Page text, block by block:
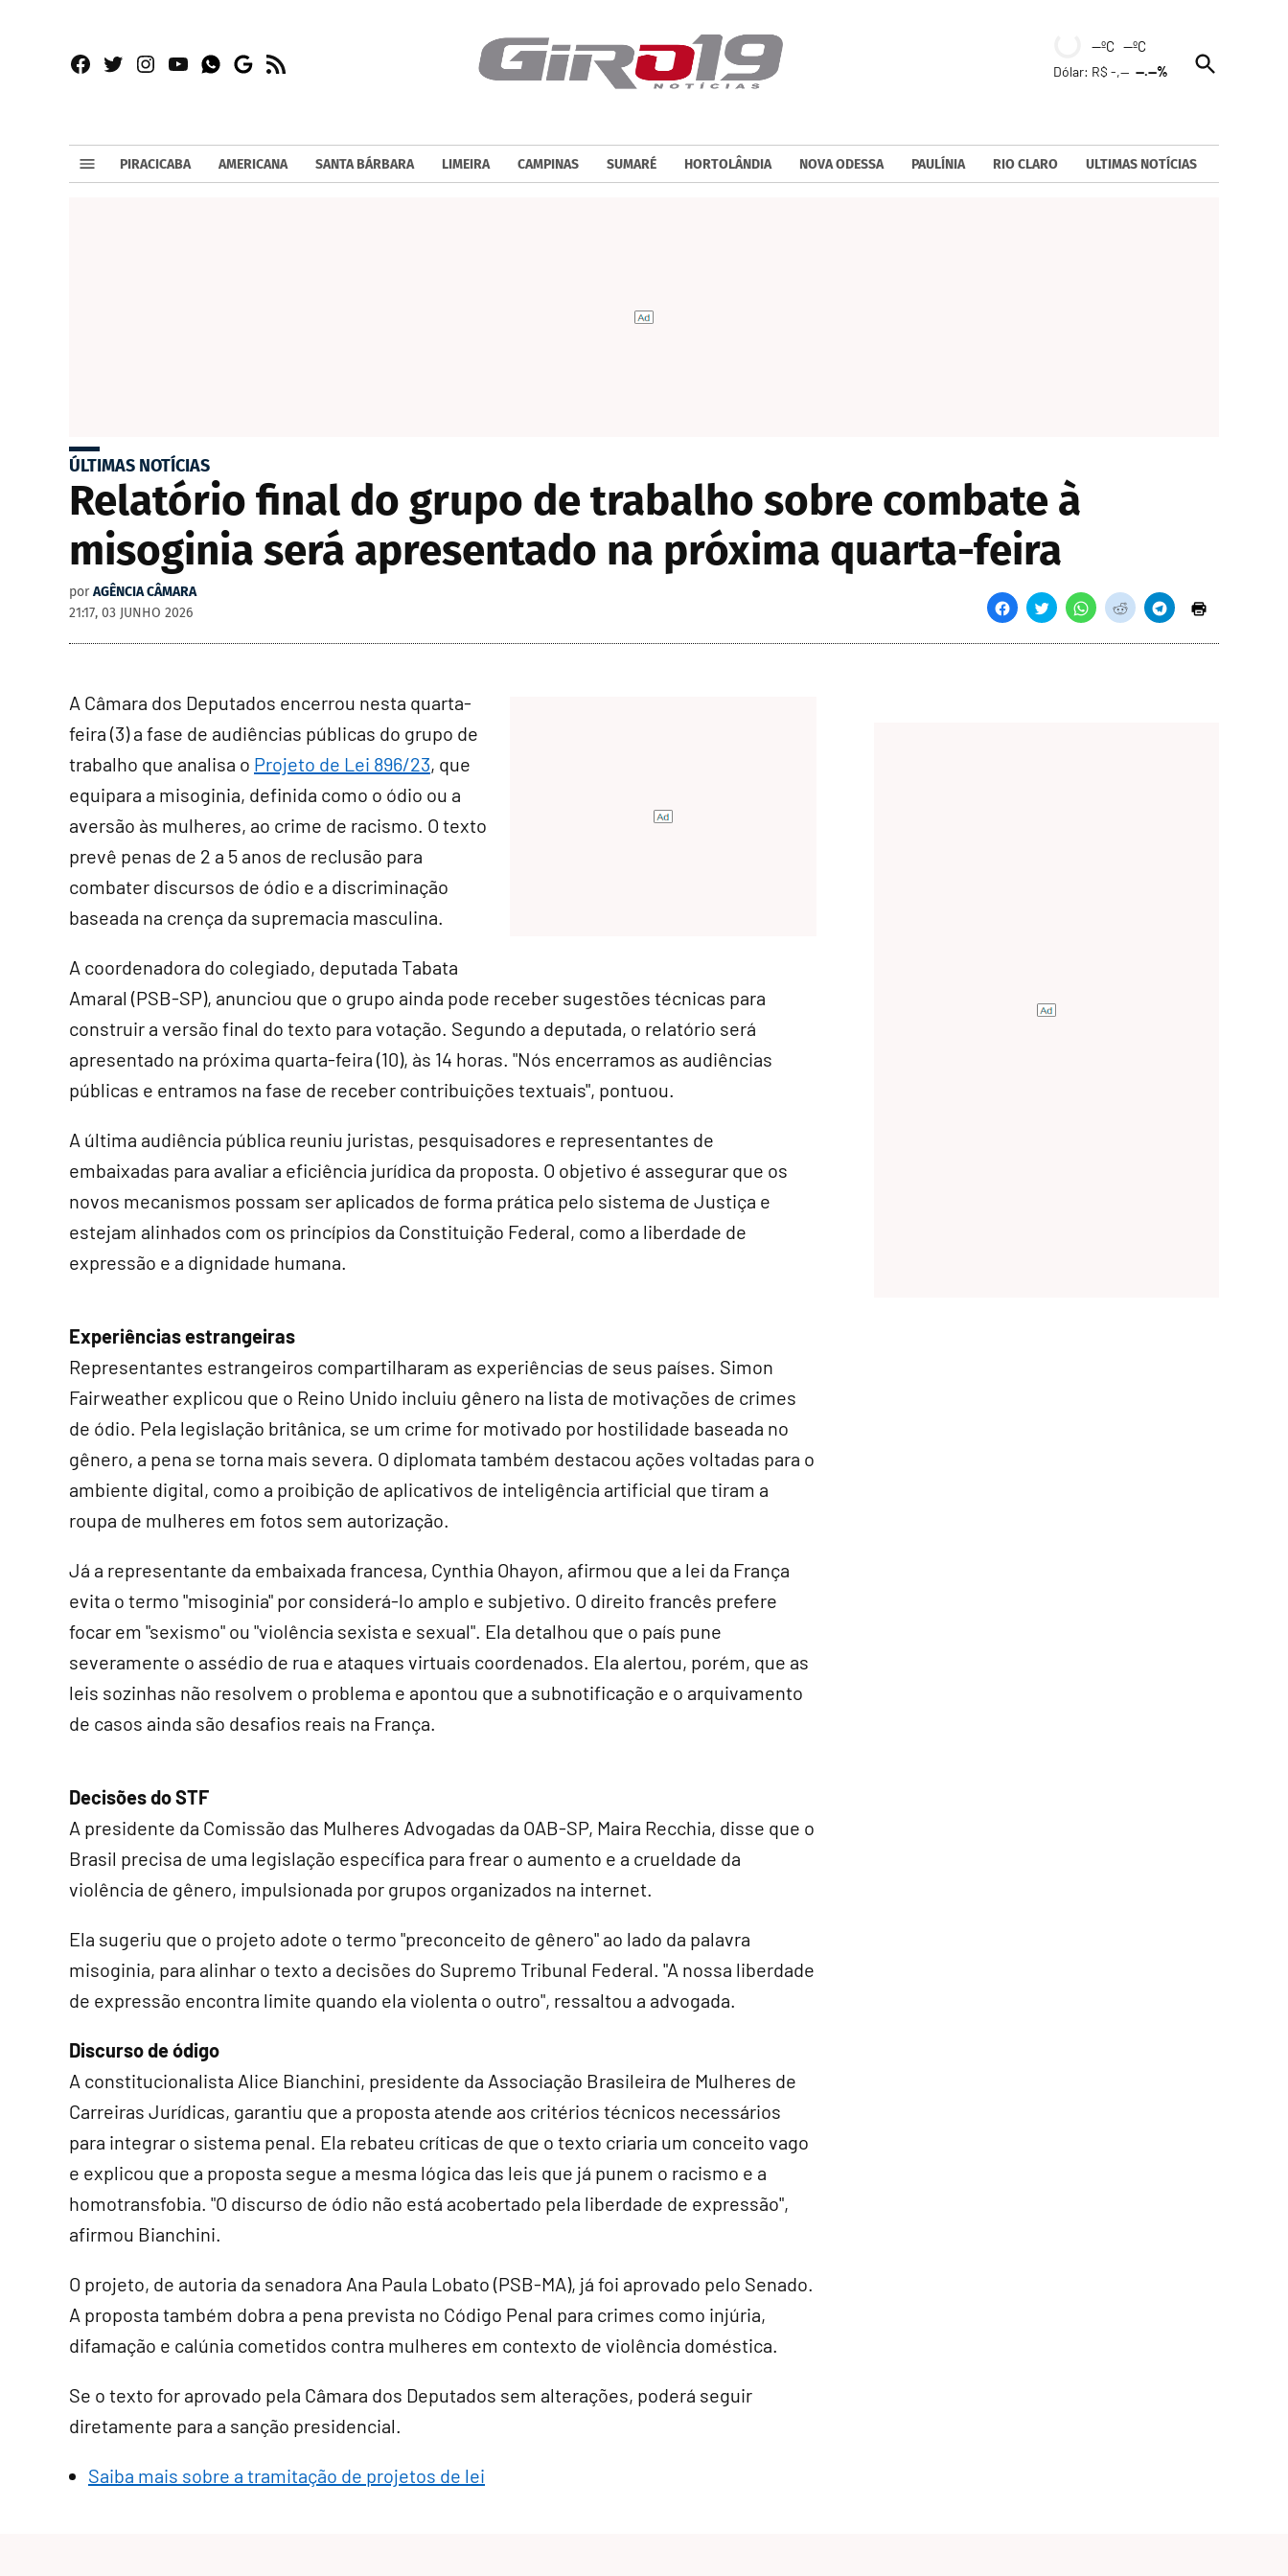
Facebook
TwitterInstagram
YouTubeWhatsapp
Google
RSS
--ºC --ºC
Dólar: R$ -,----.--%
Open
Search
PIRACICABA AMERICANA SANTA BÁRBARA LIMEIRA CAMPINAS SUMARÉ HORTOLÂNDIA NOVA ODESSA PAULÍNIA RIO CLARO ULTIMAS NOTÍCIAS
ÚLTIMAS NOTÍCIAS
Relatório final do grupo de trabalho sobre combate à
misoginia será apresentado na próxima quarta-feira
por AGÊNCIA CÂMARA
21:17, 03 JUNHO 2026
A Câmara dos Deputados encerrou nesta quarta-
feira (3) a fase de audiências públicas do grupo de
trabalho que analisa o Projeto de Lei 896/23, que
equipara a misoginia, definida como o ódio ou a
aversão às mulheres, ao crime de racismo. O texto
prevê penas de 2 a 5 anos de reclusão para
combater discursos de ódio e a discriminação
baseada na crença da supremacia masculina.
A coordenadora do colegiado, deputada Tabata
Amaral (PSB-SP), anunciou que o grupo ainda pode receber sugestões técnicas para
construir a versão final do texto para votação. Segundo a deputada, o relatório será
apresentado na próxima quarta-feira (10), às 14 horas. "Nós encerramos as audiências
públicas e entramos na fase de receber contribuições textuais", pontuou.
A última audiência pública reuniu juristas, pesquisadores e representantes de
embaixadas para avaliar a eficiência jurídica da proposta. O objetivo é assegurar que os
novos mecanismos possam ser aplicados de forma prática pelo sistema de Justiça e
estejam alinhados com os princípios da Constituição Federal, como a liberdade de
expressão e a dignidade humana.
Experiências estrangeiras
Representantes estrangeiros compartilharam as experiências de seus países. Simon
Fairweather explicou que o Reino Unido incluiu gênero na lista de motivações de crimes
de ódio. Pela legislação britânica, se um crime for motivado por hostilidade baseada no
gênero, a pena se torna mais severa. O diplomata também destacou ações voltadas para o
ambiente digital, como a proibição de aplicativos de inteligência artificial que tiram a
roupa de mulheres em fotos sem autorização.
Já a representante da embaixada francesa, Cynthia Ohayon, afirmou que a lei da França
evita o termo "misoginia" por considerá-lo amplo e subjetivo. O direito francês prefere
focar em "sexismo" ou "violência sexista e sexual". Ela detalhou que o país pune
severamente o assédio de rua e ataques virtuais coordenados. Ela alertou, porém, que as
leis sozinhas não resolvem o problema e apontou que a subnotificação e o arquivamento
de casos ainda são desafios reais na França.
Decisões do STF
A presidente da Comissão das Mulheres Advogadas da OAB-SP, Maira Recchia, disse que o
Brasil precisa de uma legislação específica para frear o aumento e a crueldade da
violência de gênero, impulsionada por grupos organizados na internet.
Ela sugeriu que o projeto adote o termo "preconceito de gênero" ao lado da palavra
misoginia, para alinhar o texto a decisões do Supremo Tribunal Federal. "A nossa liberdade
de expressão encontra limite quando ela violenta o outro", ressaltou a advogada.
Discurso de ódigo
A constitucionalista Alice Bianchini, presidente da Associação Brasileira de Mulheres de
Carreiras Jurídicas, garantiu que a proposta atende aos critérios técnicos necessários
para integrar o sistema penal. Ela rebateu críticas de que o texto criaria um conceito vago
e explicou que a proposta segue a mesma lógica das leis que já punem o racismo e a
homotransfobia. "O discurso de ódio não está acobertado pela liberdade de expressão",
afirmou Bianchini.
O projeto, de autoria da senadora Ana Paula Lobato (PSB-MA), já foi aprovado pelo Senado.
A proposta também dobra a pena prevista no Código Penal para crimes como injúria,
difamação e calúnia cometidos contra mulheres em contexto de violência doméstica.
Se o texto for aprovado pela Câmara dos Deputados sem alterações, poderá seguir
diretamente para a sanção presidencial.
Saiba mais sobre a tramitação de projetos de lei